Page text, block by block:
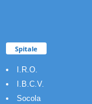
Spitale
I.R.O.
I.B.C.V.
Socola